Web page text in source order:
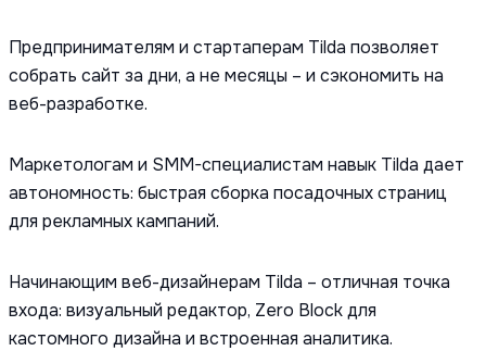
Предпринимателям и стартаперам Tilda позволяет
собрать сайт за дни, а не месяцы – и сэкономить на
веб-разработке.
Маркетологам и SMM-специалистам навык Tilda дает
автономность: быстрая сборка посадочных страниц
для рекламных кампаний.
Начинающим веб-дизайнерам Tilda – отличная точка
входа: визуальный редактор, Zero Block для
кастомного дизайна и встроенная аналитика.